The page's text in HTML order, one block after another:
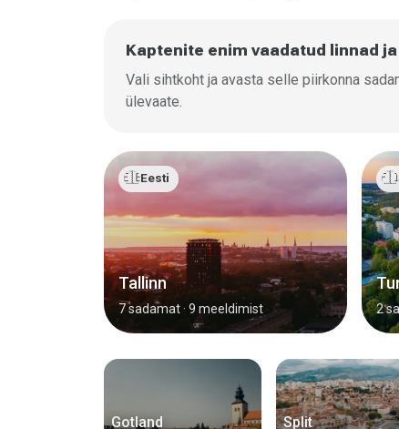
Kaptenite enim vaadatud linnad
Vali sihtkoht ja avasta selle piirkonna
ülevaate.
🇪🇪Eesti
Tallinn
7 sadamat· 9 meeldimist 2
Gotland Split